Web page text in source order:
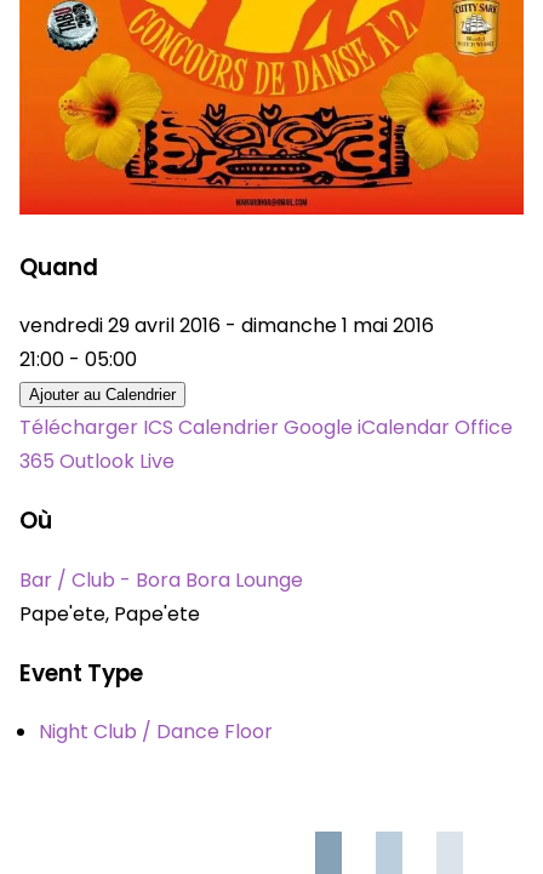
Quand
vendredi 29 avril 2016 - dimanche 1 mai 2016
21:00 - 05:00
Ajouter au Calendrier
Télécharger ICS Calendrier Google iCalendarOffice
365 Outlook Live
Où
Bar / Club - Bora Bora Lounge
Pape'ete, Pape'ete
Event Type
Night Club / Dance Floor